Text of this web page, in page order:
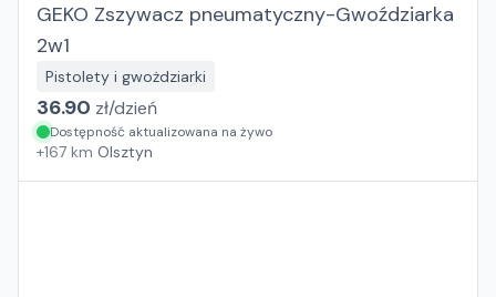
GEKO Zszywacz pneumatyczny-Gwoździarka
2w1
Pistolety i gwożdziarki
36.90 zł/dzień
Dostępność aktualizowana na żywo
+167 km Olsztyn